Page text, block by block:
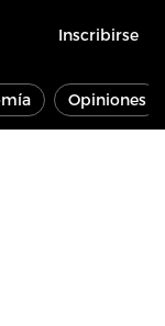
Inscribirse
Opiniones